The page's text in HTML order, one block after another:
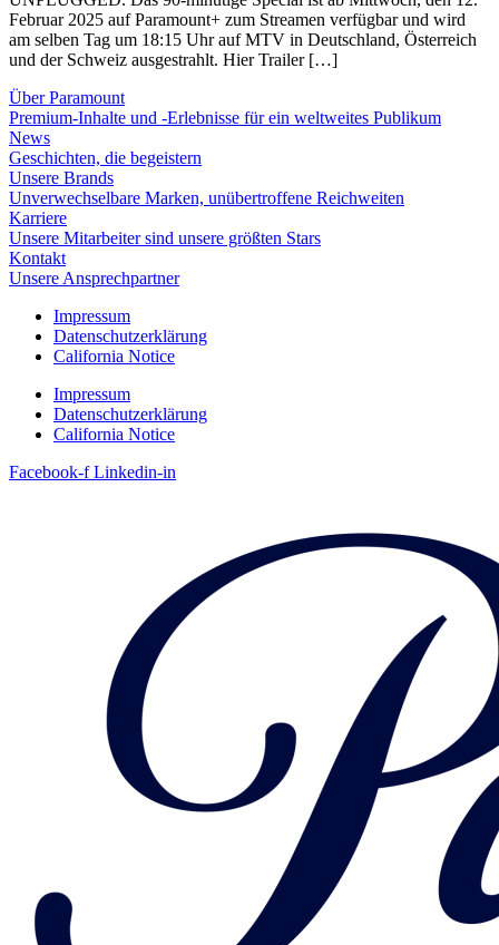
Februar 2025 auf Paramount+ zum Streamen verfügbar und wird
am selben Tag um 18:15 Uhr auf MTV in Deutschland, Österreich
und der Schweiz ausgestrahlt. Hier Trailer […]
Über Paramount
Premium-Inhalte und -Erlebnisse für ein weltweites Publikum
News
Geschichten, die begeistern
Unsere Brands
Unverwechselbare Marken, unübertroffene Reichweiten
Karriere
Unsere Mitarbeiter sind unsere größten Stars
Kontakt
Unsere Ansprechpartner
Impressum
Datenschutzerklärung
California Notice
Impressum
Datenschutzerklärung
California Notice
Facebook-f Linkedin-in